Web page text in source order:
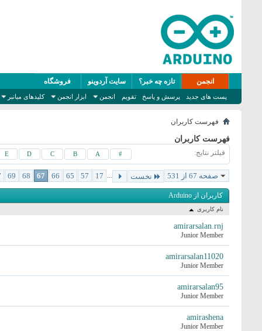
انجمن
پست های جدید پرسش و پاسخ تقویم انجمن ابزار انجمن کلیدهای میانبر
تازه چه خبر؟ سایت آردوینو فروشگاه
فهرست کاربران
فهرست کاربران
فیلتر نتایج #
A
B
C
D
E
صفحه 67 از 531 نخست ...
17
57
65
66
67
68
69
کاربران از Arduino
نام کاربری
amirarsalan.rnj
Junior Member
amirarsalan11020
Junior Member
amirarsalan95
Junior Member
amirashena
Junior Member